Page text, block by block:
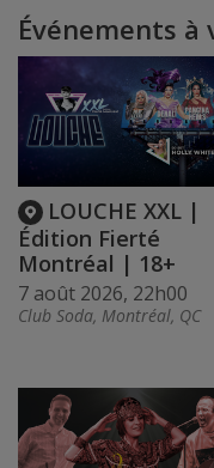
Événements à
LOUCHE XXL |
Édition Fierté
Montréal | 18+
7 août 2026, 22h00
Club Soda, Montréal, QC